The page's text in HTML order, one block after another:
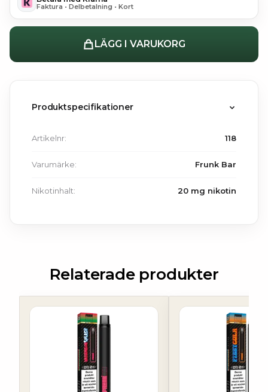
Faktura • Delbetalning • Kort
LÄGG I VARUKORG
Produktspecifikationer
Artikelnr: 118
Varumärke: Frunk Bar
Nikotinhalt: 20 mg nikotin
Relaterade produkter